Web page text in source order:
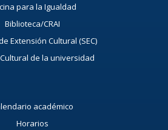
para la Igualdad
Biblioteca/CRAI
Extensión Cultural (SEC)
de la universidad
académico
Horarios